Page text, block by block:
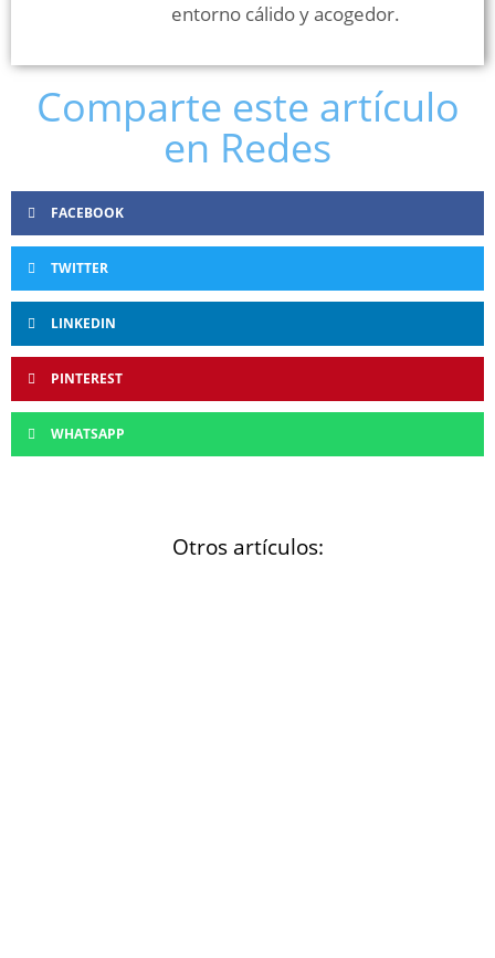
entorno cálido y acogedor.
Comparte este artículo
en Redes
FACEBOOK
TWITTER
LINKEDIN
PINTEREST
WHATSAPP
Otros artículos: